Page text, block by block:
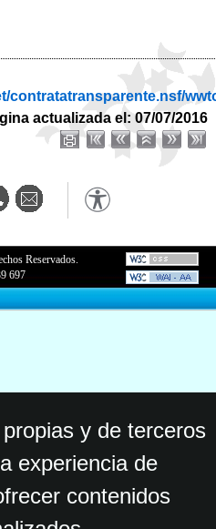
contratatransparente.nsf/
actualizada el: 07/07/2016
Reservados.
697
y de terceros
experiencia de
contenidos